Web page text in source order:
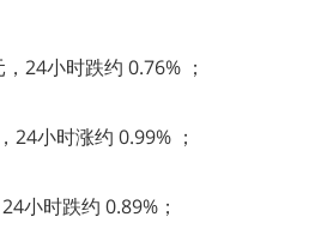
24小时跌约 0.76% ；
24小时涨约 0.99% ；
小时跌约 0.89%；